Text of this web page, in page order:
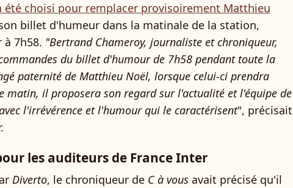
été choisi pour remplacer provisoirement Matthieu
billet d'humeur dans la matinale de la station,
à 7h58. "Bertrand Chameroy, journaliste et chroniqueur,
du billet d'humour de 7h58 pendant toute la
paternité de Matthieu Noël, lorsque celui-ci prendra
matin, il proposera son regard sur l'actualité et l'équipe de
l'irrévérence et l'humour qui le caractérisent", précisait
les auditeurs de France Inter
Diverto, le chroniqueur de C à vous avait précisé qu'il